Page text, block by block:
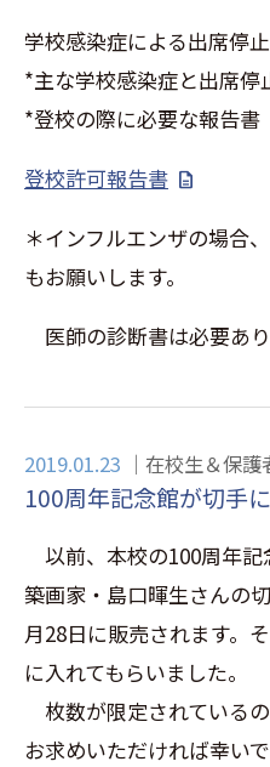
学校感染症による出席停
*主な学校感染症と出席停
*登校の際に必要な報告書
登校許可報告書
＊インフルエンザの場合
もお願いします。
医師の診断書は必要あり
2019.01.23 在校生＆保護
100周年記念館が切手
以前、本校の100周年記
築画家・島口暉生さんの
月28日に販売されます。
に入れてもらいました。
枚数が限定されている
お求めいただければ幸い